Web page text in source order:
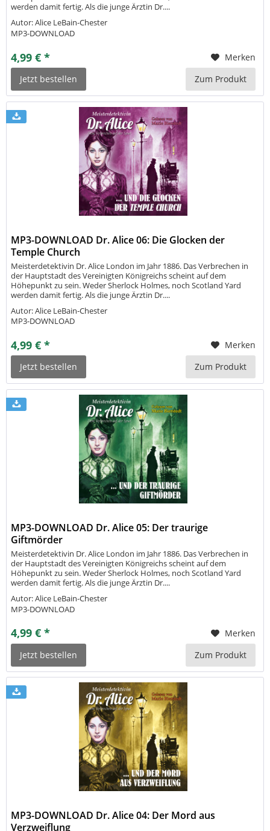
werden damit fertig. Als die junge Ärztin Dr....
Autor: Alice LeBain-Chester
MP3-DOWNLOAD
4,99 € *
Merken
Jetzt bestellen
Zum Produkt
MP3-DOWNLOAD Dr. Alice 06: Die Glocken der
Temple Church
Meisterdetektivin Dr. Alice London im Jahr 1886. Das Verbrechen in
der Hauptstadt des Vereinigten Königreichs scheint auf dem
Höhepunkt zu sein. Weder Sherlock Holmes, noch Scotland Yard
werden damit fertig. Als die junge Ärztin Dr....
Autor: Alice LeBain-Chester
MP3-DOWNLOAD
4,99 € *
Merken
Jetzt bestellen
Zum Produkt
MP3-DOWNLOAD Dr. Alice 05: Der traurige
Giftmörder
Meisterdetektivin Dr. Alice London im Jahr 1886. Das Verbrechen in
der Hauptstadt des Vereinigten Königreichs scheint auf dem
Höhepunkt zu sein. Weder Sherlock Holmes, noch Scotland Yard
werden damit fertig. Als die junge Ärztin Dr....
Autor: Alice LeBain-Chester
MP3-DOWNLOAD
4,99 € *
Merken
Jetzt bestellen
Zum Produkt
MP3-DOWNLOAD Dr. Alice 04: Der Mord aus
Verzweiflung